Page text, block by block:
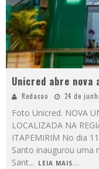
Unicred abre
Redacao 24 de
Foto Unicred. NOVA
LOCALIZADA NA
ITAPEMIRIM No dia
Santo inaugurou uma
Sant... LEIA MAIS...